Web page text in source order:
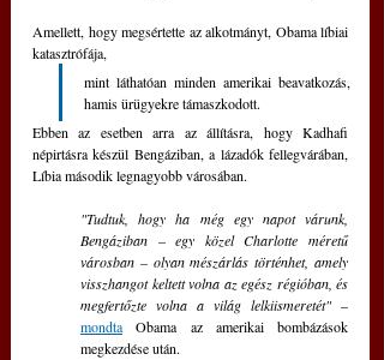
Amellett, hogy megsértette az alkotmányt, Obama líbiai
katasztrófája,
mint láthatóan minden amerikai beavatkozás,
hamis ürügyekre támaszkodott.
Ebben az esetben arra az állításra, hogy Kadhafi
népirtásra készül Bengáziban, a lázadók fellegvárában,
Líbia második legnagyobb városában.
"Tudtuk, hogy ha még egy napot várunk,
Bengáziban – egy közel Charlotte méretű
városban – olyan mészárlás történhet, amely
visszhangot keltett volna az egész régióban, és
megfertőzte volna a világ lelkiismeretét"
mondta Obama az amerikai bombázások
megkezdése után.